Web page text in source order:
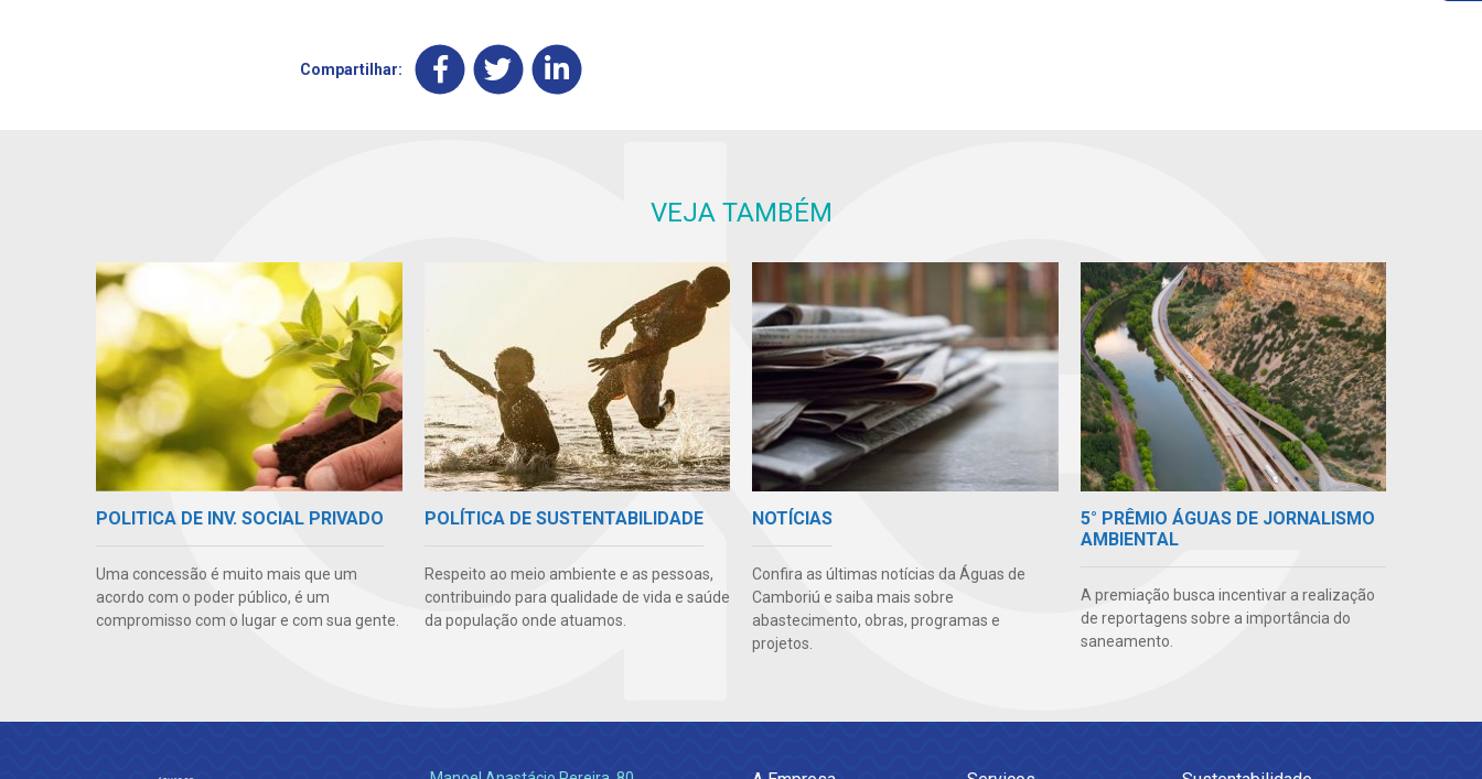
Compartilhar:
VEJA TAMBÉM
POLITICA DE INV. SOCIAL PRIVADO
Uma concessão é muito mais que um
acordo com o poder público, é um
compromisso com o lugar e com sua gente.
POLÍTICA DE SUSTENTABILIDADE
Respeito ao meio ambiente e as pessoas,
contribuindo para qualidade de vida e saúde
da população onde atuamos.
NOTÍCIAS
Confira as últimas notícias da Águas de
Camboriú e saiba mais sobre
abastecimento, obras, programas e
projetos.
5° PRÊMIO ÁGUAS DE JORNALISMO
AMBIENTAL
A premiação busca incentivar a realização
de reportagens sobre a importância do
saneamento.